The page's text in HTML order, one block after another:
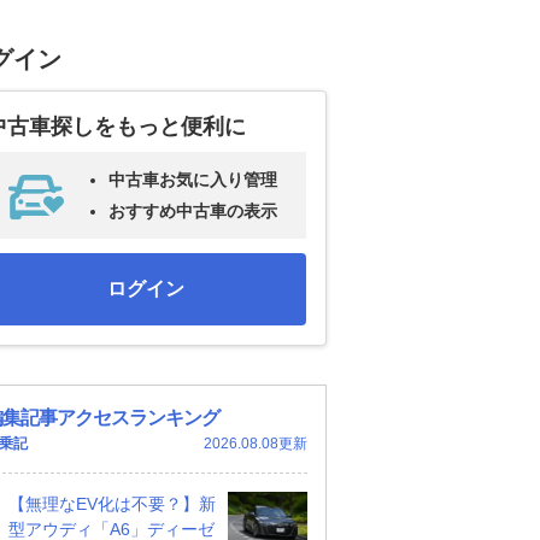
イン
古車探しをもっと便利に
中古車お気に入り管理
おすすめ中古車の表示
ログイン
記事アクセスランキング
記 2026.08.08更新
【無理なEV化は不要？】新
型アウディ「A6」ディーゼ